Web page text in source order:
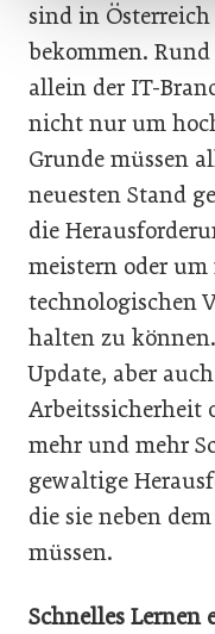
sind in
bekommen.
allein der IT-
nicht nur um
Grunde müssen
neuesten Stand
die
meistern oder
technologischen
halten zu
Update, aber
Arbeitssicherheit
mehr und mehr
gewaltige
die sie neben
müssen.
Schnelles Lernen